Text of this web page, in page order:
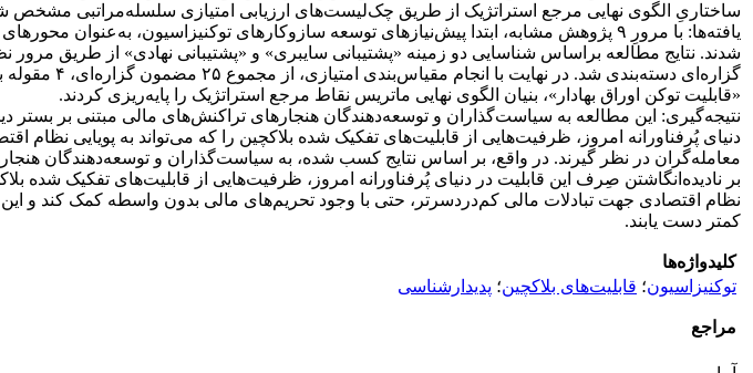
ساختاریِ الگوی نهایی مرجع استراتژیک از طریق چک‌لیست‌های ارزیابی امتیازی سلسله‌مراتبی مشخص
یافته‌ها: با مرورِ ۹ پژوهش مشابه، ابتدا پیش‌نیازهای توسعه سازوکارهای توکنیزاسیون،
گزاره‌ای
«قابلیت توکن اوراق بهادار»، بنیان الگوی نهایی ماتریس نقاط مرجع استراتژیک را پایه‌ریزی کردند.
نتیجه‌گیری: این مطالعه به سیاست‌گذاران و توسعه‌دهندگان هنجارهای تراکنش‌های مالی مبتنی بر بستر
دنیای پُرفناورانه امروز، ظرفیت‌هایی از قابلیت‌های تفکیک شده بلاکچین را که می‌تواند به پویایی
معامله‌گران در نظر گیرند. در واقع، بر اساس نتایج کسب شده، به سیاست‌گذاران و توسعه‌دهندگان
بر نادیده‌انگاشتن صِرف این قابلیت در دنیای پُرفناورانه امروز، ظرفیت‌هایی از قابلیت‌های تفکیک
نظام اقتصادی جهت تبادلات مالی کم‌دردسرتر، حتی با وجود تحریم‌های مالی بدون واسطه کمک کند و این
کمتر دست یابند.
کلیدواژه‌ها
توکنیزاسیون؛ قابلیت‌های بلاکچین؛ پدیدارشناسی
مراجع